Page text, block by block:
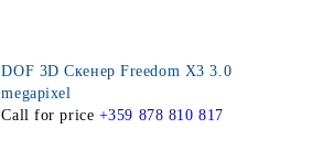
DOF 3D Скенер Freedom X3 3.0
megapixel
Call for price +359 878 810 817